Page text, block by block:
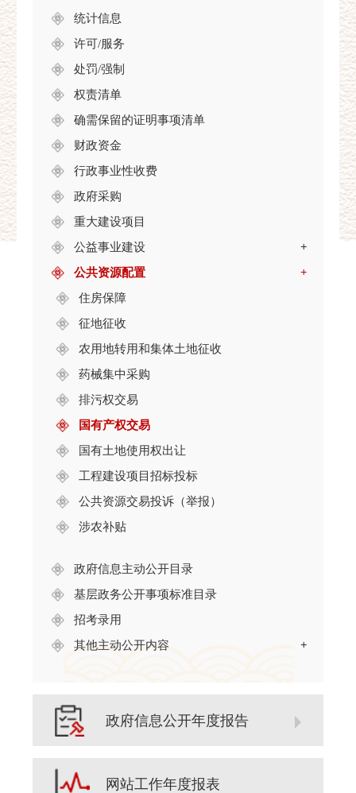
统计信息
许可/服务
处罚/强制
权责清单
确需保留的证明事项清单
财政资金
行政事业性收费
政府采购
重大建设项目
公益事业建设
+
公共资源配置
+
住房保障
征地征收
农用地转用和集体土地征收
药械集中采购
排污权交易
国有产权交易
国有土地使用权出让
工程建设项目招标投标
公共资源交易投诉（举报）
涉农补贴
政府信息主动公开目录
基层政务公开事项标准目录
招考录用
其他主动公开内容
+
政府信息公开年度报告
网站工作年度报表